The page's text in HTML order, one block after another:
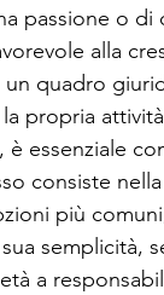
passione o
alla
quadro
propria
è essenziale
consiste
più
semplicità,
a